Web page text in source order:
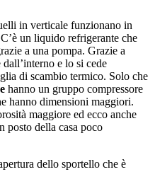
in verticale funzionano in
un liquido refrigerante che
a una pompa. Grazie a
e lo si cede
di scambio termico. Solo che
hanno un gruppo compressore
hanno dimensioni maggiori.
maggiore ed ecco anche
posto della casa poco
dello sportello che è